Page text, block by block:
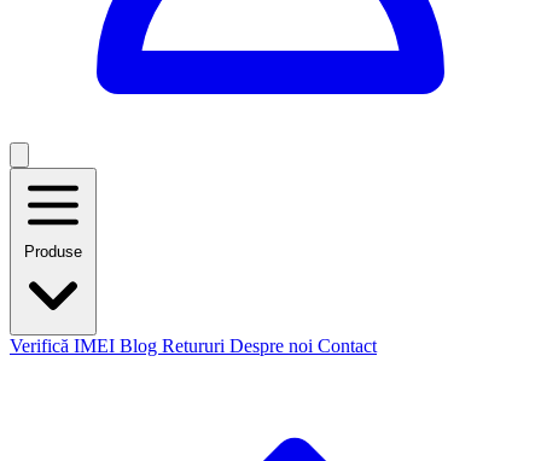
Produse
Verifică IMEI Blog Retururi Despre noi Contact